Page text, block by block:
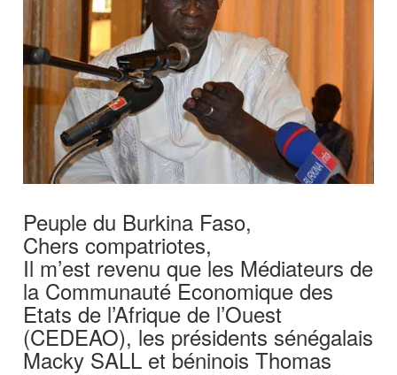
Peuple du Burkina Faso,
Chers compatriotes,
Il m’est revenu que les Médiateurs de
la Communauté Economique des
Etats de l’Afrique de l’Ouest
(CEDEAO), les présidents sénégalais
Macky SALL et béninois Thomas